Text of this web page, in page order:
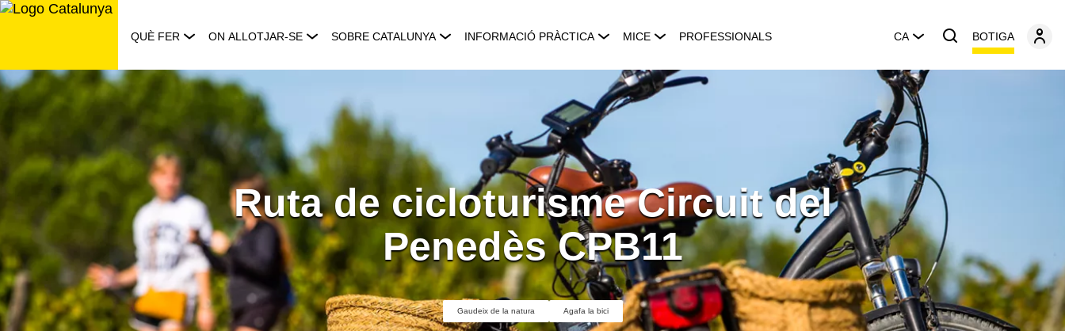
Saltar
QUÈ FER ON ALLOTJAR-SE SOBRE CATALUNYA INFORMACIÓ PRÀCTICA MICE PROFESSIONALS CA BOTIGA
Ruta de cicloturisme Circuit del
Penedès CPB11
Gaudeix de la natura Agafa la bici